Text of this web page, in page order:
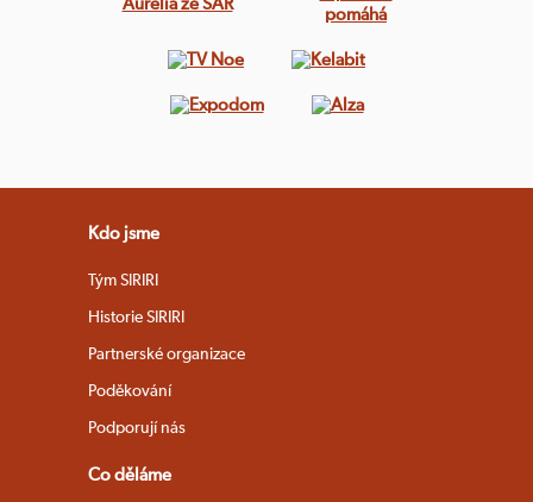
Kdo jsme
Tým SIRIRI
Historie SIRIRI
Partnerské organizace
Poděkování
Podporují nás
Co děláme